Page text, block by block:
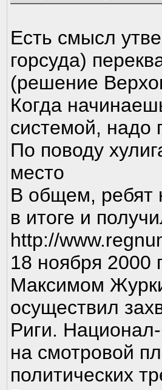
Есть смысл
горсуда)
(решение
Когда
системой, надо
По поводу
место
В общем, ребят
в итоге и
http://
18 ноября 2000
Максимом
осуществил
Риги.
на смотровой
политических